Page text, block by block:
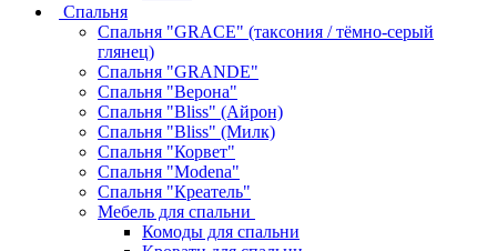
Спальня
Спальня "GRACE" (таксония / тёмно-серый
глянец)
Спальня "GRANDE"
Спальня "Верона"
Спальня "Bliss" (Айрон)
Спальня "Bliss" (Милк)
Спальня "Корвет"
Спальня "Modena"
Спальня "Креатель"
Мебель для спальни
Комоды для спальни